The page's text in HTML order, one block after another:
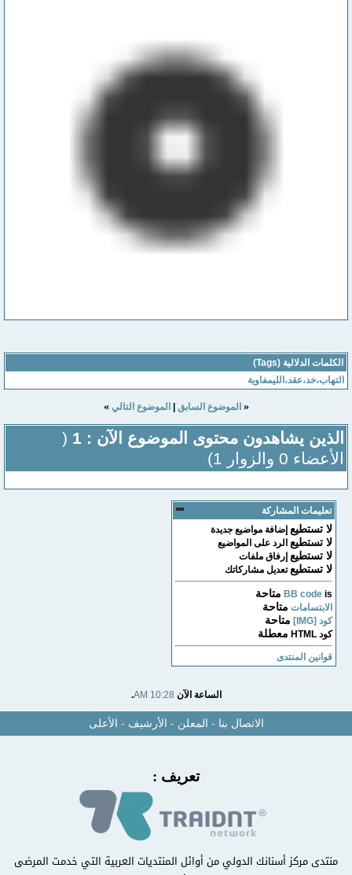
الكلمات الدلالية (Tags)
التهاب،خد،عقد،الليمفاوية
« الموضوع السابق|الموضوع التالي »
الذين يشاهدون محتوى الموضوع الآن : 1
(
الأعضاء 0 والزوار 1)
تعليمات المشاركة
لا تستطيعإضافة مواضيع جديدة
لا تستطيعالرد على المواضيع
لا تستطيعإرفاق ملفات
لا تستطيعتعديل مشاركاتك
BB codeis متاحة
الابتسامات متاحة
كود [IMG] متاحة
كود HTML معطلة
قوانين المنتدى
الساعة الآن10:28 AM
.
الاتصال بنا-المعلن-الأرشيف -الأعلى
تعريف :
منتدى مركز أسنانك الدولي من أوائل المنتديات العربية التي خدمت المرضى